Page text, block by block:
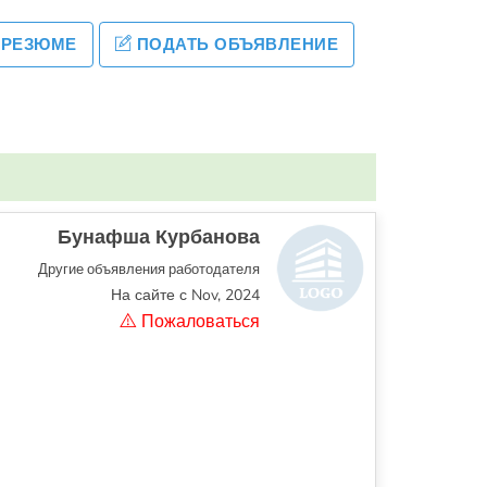
ПОДАТЬ ОБЪЯВЛЕНИЕ
Бунафша Курбанова
Другие объявления работодателя
На сайте с Nov, 2024
Пожаловаться